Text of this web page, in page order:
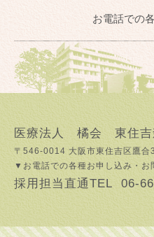
お電話での
医療法人 橘会 東住吉
〒546-0014 大阪市東住吉区鷹合
▼お電話での各種お申し込み・お
採用担当直通TEL 06-